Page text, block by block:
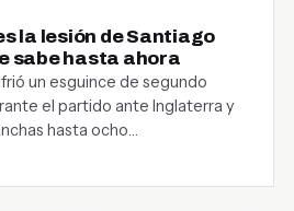
la lesión de Santiago
sabe hasta ahora
un esguince de segundo
el partido ante Inglaterra y
hasta ocho…